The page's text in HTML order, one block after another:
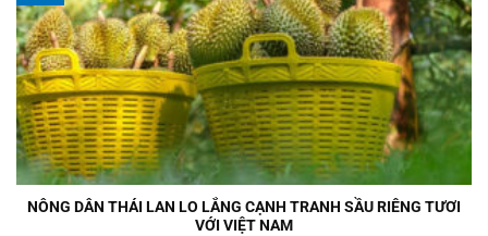
NÔNG DÂN THÁI LAN LO LẮNG CẠNH TRANH SẦU RIÊNG TƯƠI
VỚI VIỆT NAM